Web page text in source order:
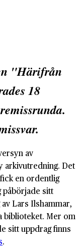
"Härifrån
18
av
arkivutredning. Det
en ordentlig
påbörjade sitt
Lars Ilshammar,
biblioteket. Mer om
sitt uppdrag finns
.